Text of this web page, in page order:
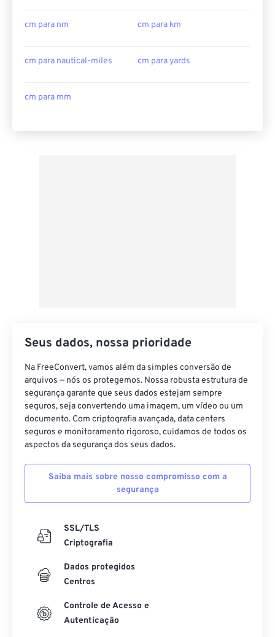
cm para nm cm para km
cm para nautical-miles cm para yards
cm para mm
Seus dados, nossa prioridade
Na FreeConvert, vamos além da simples conversão de
arquivos — nós os protegemos. Nossa robusta estrutura de
segurança garante que seus dados estejam sempre
seguros, seja convertendo uma imagem, um vídeo ou um
documento. Com criptografia avançada, data centers
seguros e monitoramento rigoroso, cuidamos de todos os
aspectos da segurança dos seus dados.
Saiba mais sobre nosso compromisso com a
segurança
SSL/TLS
Criptografia
Dados protegidos
Centros
Controle de Acesso e
Autenticação